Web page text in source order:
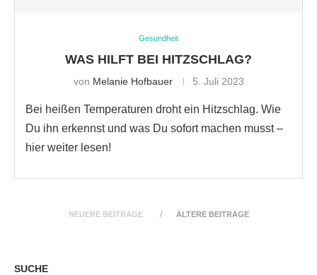
Gesundheit
WAS HILFT BEI HITZSCHLAG?
von Melanie Hofbauer 5. Juli 2023
Bei heißen Temperaturen droht ein Hitzschlag. Wie
Du ihn erkennst und was Du sofort machen musst –
hier weiter lesen!
NEUERE BEITRÄGE ÄLTERE BEITRÄGE
SUCHE